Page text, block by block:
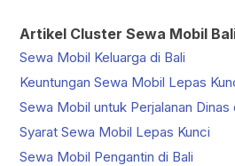
Artikel Cluster Sewa Mobil
Sewa Mobil Keluarga di Bali
Keuntungan Sewa Mobil Lepas
Sewa Mobil untuk Perjalanan Dinas
Syarat Sewa Mobil Lepas Kunci
Sewa Mobil Pengantin di Bali